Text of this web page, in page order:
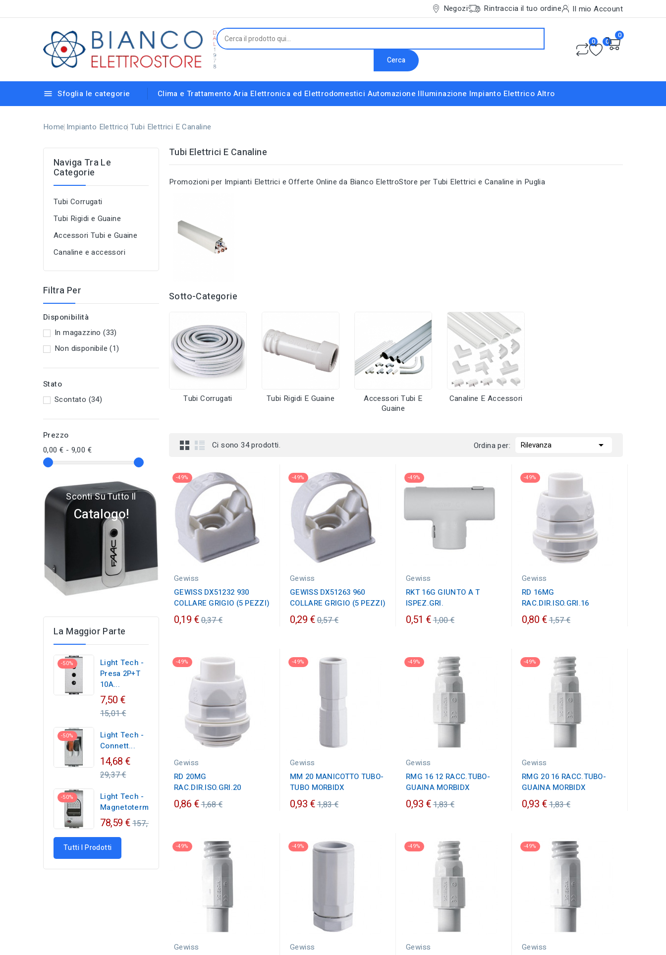
Negozi Rintraccia il tuo ordine Il mio Account
Cerca
0 0
0
 Sfoglia le categorie Clima e Trattamento Aria Elettronica ed Elettrodomestici Automazione Illuminazione Impianto Elettrico Altro
Home Impianto Elettrico Tubi Elettrici E Canaline
Naviga Tra Le
Categorie
Tubi Corrugati
Tubi Rigidi e Guaine
Accessori Tubi e Guaine
Canaline e accessori
Filtra Per
Disponibilità
In magazzino(33)
Non disponibile(1)
Stato
Scontato (34)
Prezzo
0,00 € - 9,00 €
Sconti Su Tutto Il
Catalogo!
La Maggior Parte
-50%
Light Tech -
Presa 2P+T
10A...
7,50 €Regular
price
15,01 €
-50%
Light Tech -
Connett...
14,68 €Regular
29,37 €
-50%
Light Tech -
Magnetotermico...
78,59 €Regular
157,17 €
Tutti I Prodotti
Tubi Elettrici E Canaline
Promozioni per Impianti Elettrici e Offerte Online da Bianco ElettroStore per Tubi Elettrici e Canaline in Puglia
Sotto-Categorie
Tubi Corrugati Tubi Rigidi E Guaine
Accessori Tubi E
Guaine
Canaline E Accessori
Ci sono 34 prodotti. Ordina per: Rilevanza 
-49%
Gewiss
GEWISS DX51232 930
COLLARE GRIGIO (5 PEZZI)
0,19 €Prezzo
0,37 €
-49%
Gewiss
GEWISS DX51263 960
COLLARE GRIGIO (5 PEZZI)
0,29 €Prezzo
0,57 €
-49%
Gewiss
RKT 16G GIUNTO A T
ISPEZ.GRI.
0,51 €Prezzo
1,00 €
-49%
Gewiss
RD 16MG
RAC.DIR.ISO.GRI.16
0,80 €Prezzo
1,57 €
-49%
Gewiss
RD 20MG
RAC.DIR.ISO.GRI.20
0,86 €Prezzo
1,68 €
-49%
Gewiss
MM 20 MANICOTTO TUBO-
TUBO MORBIDX
0,93 €Prezzo
1,83 €
-49%
Gewiss
RMG 16 12 RACC.TUBO-
GUAINA MORBIDX
0,93 €Prezzo
1,83 €
-49%
Gewiss
RMG 20 16 RACC.TUBO-
GUAINA MORBIDX
0,93 €Prezzo
1,83 €
-49%
Gewiss
-49%
Gewiss
-49%
Gewiss
-49%
Gewiss